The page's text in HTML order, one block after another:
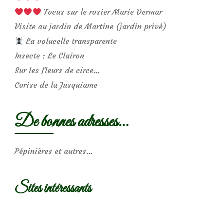
Focus sur le rosier Marie Dermar
Visite au jardin de Martine (jardin privé)
La volucelle transparente
Insecte : Le Clairon
Sur les fleurs de circe…
Corise de la Jusquiame
De bonnes adresses…
Pépinières et autres…
Sites intéressants